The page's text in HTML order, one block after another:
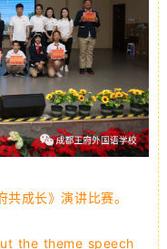
成长》演讲比赛。
the theme speech